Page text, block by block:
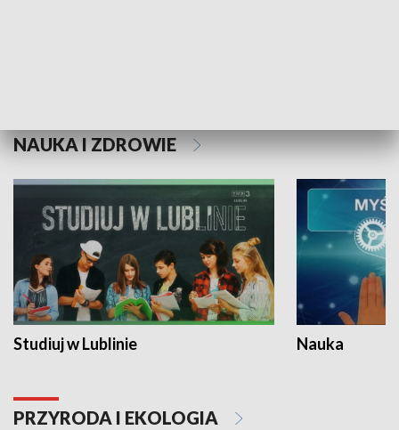
NAUKA I ZDROWIE
Studiuj w Lublinie Nauka
PRZYRODA I EKOLOGIA